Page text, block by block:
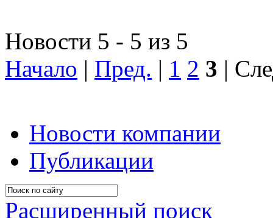
Новости 5 - 5 из 5
Начало | Пред. | 1 2 3 |
Новости компании
Публикации
Расширенный поиск